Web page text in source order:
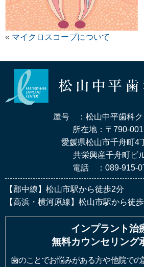
« マイクロスコープについて
屋号 ：松山中平歯科ク
所在地：〒790-
愛媛県松山市千舟町4
共栄興産千舟町ビ
電話 ：089-915-
【郡中線】松山市駅から徒歩2分
【高浜・横河原線】松山市駅から徒
インプラント治
無料カウンセリング
歯のことでお悩みがある方や他院での